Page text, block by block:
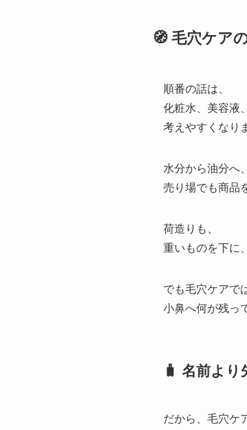
🧭 毛穴ケア
順番の話は、
化粧水、美容液
考えやすくなり
水分から油分へ
売り場でも商品
荷造りも、
重いものを下に
でも毛穴ケアで
小鼻へ何が残っ
🧳 名前よ
だから、毛穴ケ